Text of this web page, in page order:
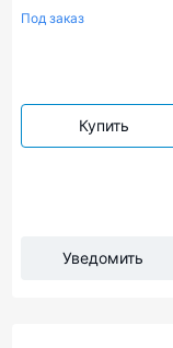
Под заказ
Купить
Уведомить